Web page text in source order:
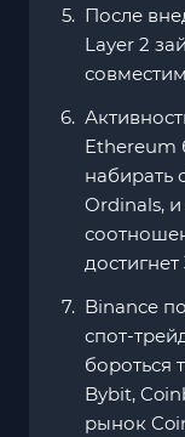
После
Layer 2
Ethereum
набирать
Ordinals,
достигнет
Binance
спот-
бороться
Bybit,
рынок